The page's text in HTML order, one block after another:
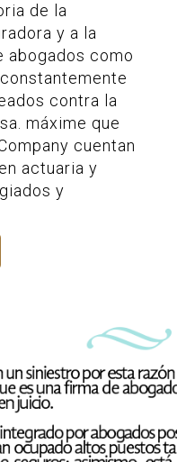
de la
y a la
abogados como
contra la
máxime que
cuentan
actuaria y
y